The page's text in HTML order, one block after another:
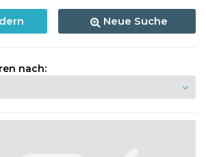
Neue Suche
nach: